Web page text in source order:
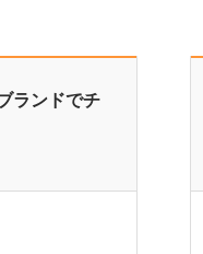
ランドでチ